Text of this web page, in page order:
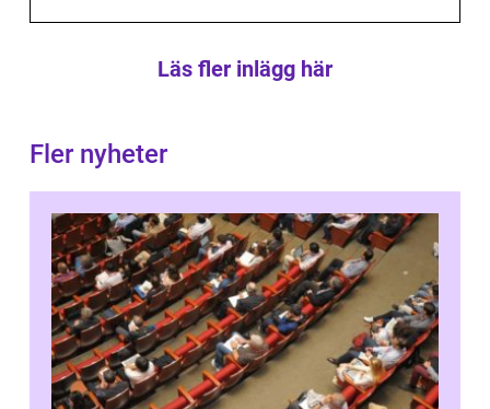
Läs fler inlägg här
Fler nyheter